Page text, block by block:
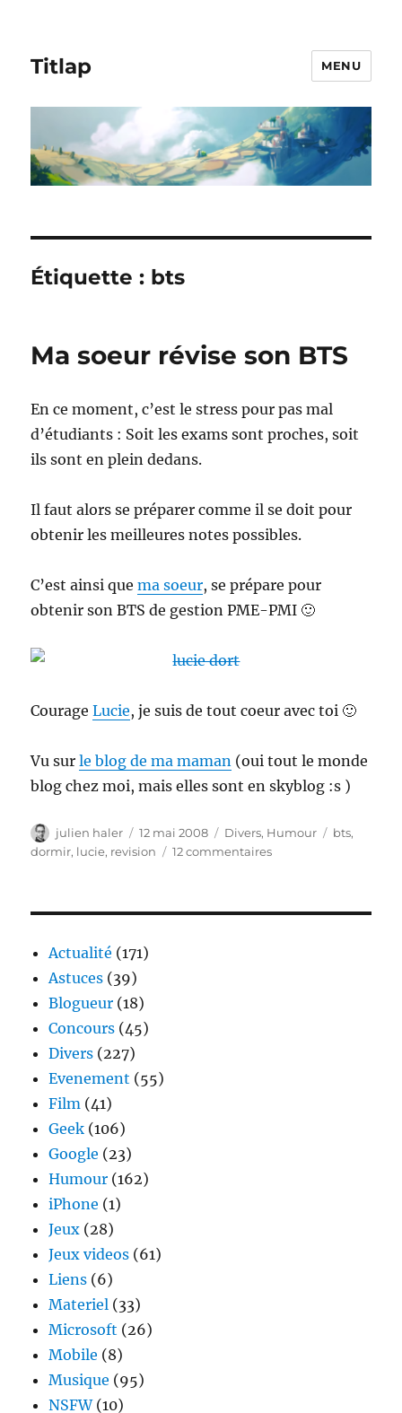
Titlap MENU
Étiquette : bts
Ma soeur révise son BTS
En ce moment, c’est le stress pour pas mal
d’étudiants : Soit les exams sont proches, soit
ils sont en plein dedans.
Il faut alors se préparer comme il se doit pour
obtenir les meilleures notes possibles.
C’est ainsi quema soeur, se prépare pour
obtenir son BTS de gestion PME-PMI 🙂
CourageLucie, je suis de tout coeur avec toi 🙂
Vu surle blog de ma maman (oui tout le monde
blog chez moi, mais elles sont en skyblog :s )
Auteur
julien haler
Publié
le
12 mai 2008 Catégories
Divers, Humour Étiquettes
bts,
dormir, lucie, revision 12 commentairessur
Actualité (171)
Astuces (39)
Blogueur (18)
Concours (45)
Divers (227)
Evenement (55)
Film (41)
Geek (106)
Google (23)
Humour (162)
iPhone (1)
Jeux (28)
Jeux videos (61)
Liens (6)
Materiel (33)
Microsoft (26)
Mobile (8)
Musique (95)
NSFW(10)